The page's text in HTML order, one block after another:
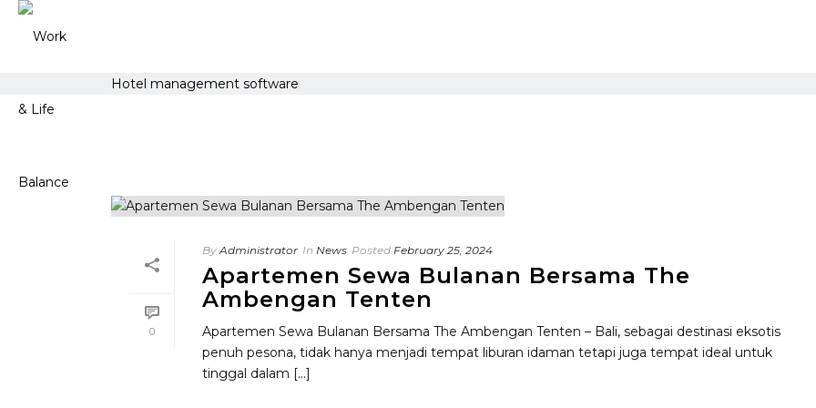
Hotel management software
0
By Administrator In News Posted February 25, 2024
Apartemen Sewa Bulanan Bersama The
Ambengan Tenten
Apartemen Sewa Bulanan Bersama The Ambengan Tenten – Bali, sebagai destinasi eksotis
penuh pesona, tidak hanya menjadi tempat liburan idaman tetapi juga tempat ideal untuk
tinggal dalam [...]